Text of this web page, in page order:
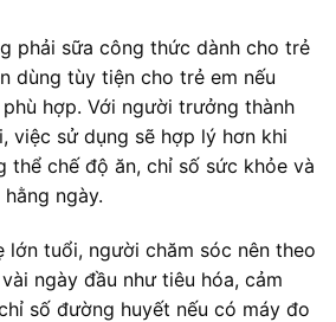
phải sữa công thức dành cho trẻ
dùng tùy tiện cho trẻ em nếu
hợp. Với người trưởng thành
việc sử dụng sẽ hợp lý hơn khi
chế độ ăn, chỉ số sức khỏe và
ngày.
lớn tuổi, người chăm sóc nên theo
ngày đầu như tiêu hóa, cảm
số đường huyết nếu có máy đo